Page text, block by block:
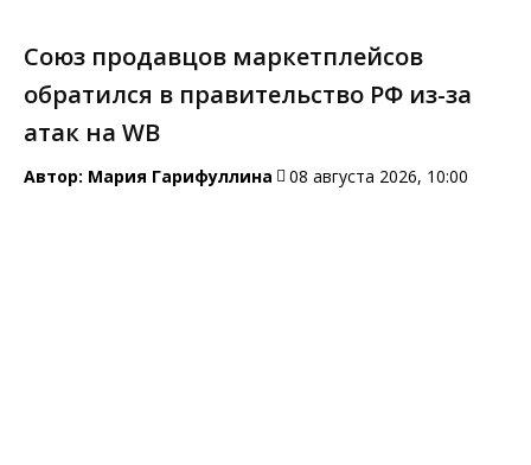
Союз продавцов маркетплейсов
обратился в правительство РФ из-за
атак на WB
Автор: Мария Гарифуллина 08 августа 2026, 10:00